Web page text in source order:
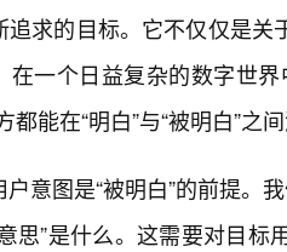
追求的目标。它不仅仅是
在一个日益复杂的数字世
都能在“明白”与“被明白”
户意图是“被明白”的前提。
思”是什么。这需要对目